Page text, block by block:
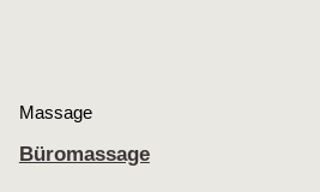
Massage
Büromassage